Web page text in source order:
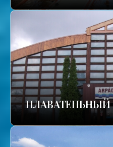
ПЛАВАТЕПЬНЫЙ